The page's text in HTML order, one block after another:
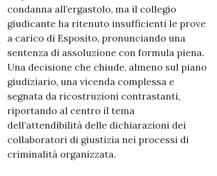
condanna all’ergastolo, ma il collegio
giudicante ha ritenuto insufficienti le prove
a carico di Esposito, pronunciando una
sentenza di assoluzione con formula piena.
Una decisione che chiude, almeno sul piano
giudiziario, una vicenda complessa e
segnata da ricostruzioni contrastanti,
riportando al centro il tema
dell’attendibilità delle dichiarazioni dei
collaboratori di giustizia nei processi di
criminalità organizzata.